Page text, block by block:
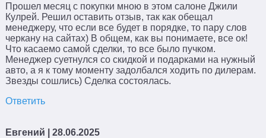
Прошел месяц с покупки мною в этом салоне Джили
Кулрей. Решил оставить отзыв, так как обещал
менеджеру, что если все будет в порядке, то пару слов
черкану на сайтах) В общем, как вы понимаете, все ок!
Что касаемо самой сделки, то все было пучком.
Менеджер суетнулся со скидкой и подарками на нужный
авто, а я к тому моменту задолбался ходить по дилерам.
Звезды сошлись) Сделка состоялась.
Ответить
Евгений | 28.06.2025